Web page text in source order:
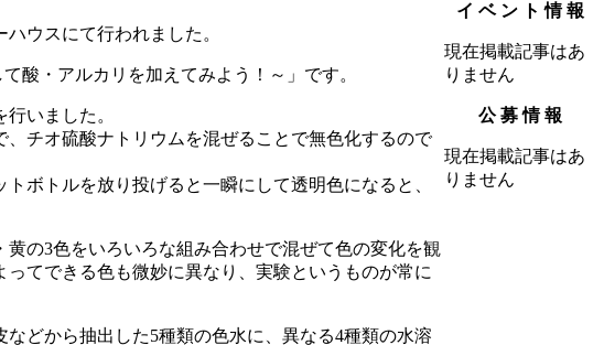
ウスにて行われました。
酸・アルカリを加えてみよう！～」です。
いました。
チオ硫酸ナトリウムを混ぜることで無色化するので
ボトルを放り投げると一瞬にして透明色になると、
の3色をいろいろな組み合わせで混ぜて色の変化を観
てできる色も微妙に異なり、実験というものが常に
どから抽出した5種類の色水に、異なる4種類の水溶
イ ベ ン ト 情 報
現在掲載記事はあ
りません
公 募 情 報
現在掲載記事はあ
りません